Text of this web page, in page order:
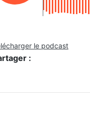
le podcast
: